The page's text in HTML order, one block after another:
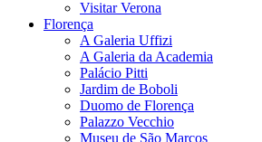
Visitar Verona
Florença
A Galeria Uffizi
A Galeria da Academia
Palácio Pitti
Jardim de Boboli
Duomo de Florença
Palazzo Vecchio
Museu de São Marcos